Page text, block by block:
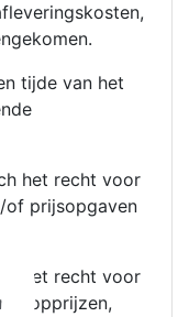
tijde van het
het recht voor
of prijsopgaven
het recht voor